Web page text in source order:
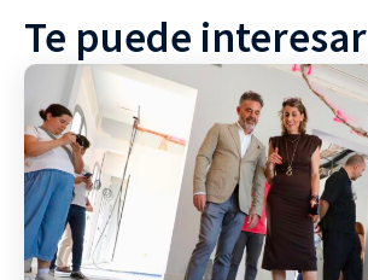
Te puede interesar